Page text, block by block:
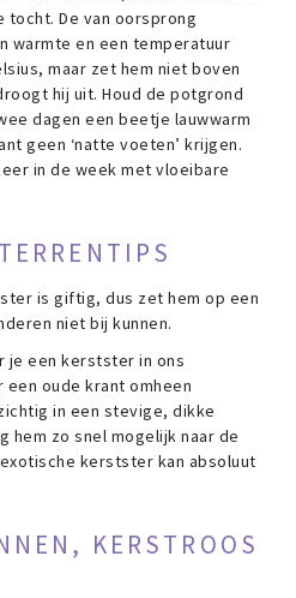
De van oorsprong
warmte en een temperatuur
maar zet hem niet boven
hij uit. Houd de potgrond
dagen een beetje lauwwarm
geen ‘natte voeten’ krijgen.
in de week met vloeibare
is giftig, dus zet hem op een
niet bij kunnen.
je een kerstster in ons
oude krant omheen
in een stevige, dikke
hem zo snel mogelijk naar de
kerstster kan absoluut
KERSTROOS